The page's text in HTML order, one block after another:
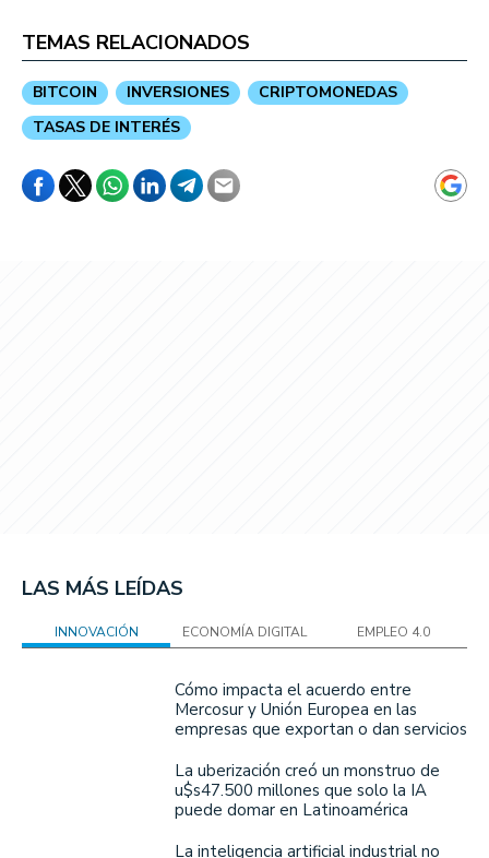
TEMAS RELACIONADOS
BITCOIN INVERSIONES
CRIPTOMONEDAS
TASAS DE INTERÉS
LAS MÁS LEÍDAS
INNOVACIÓN ECONOMÍA DIGITAL EMPLEO 4.0
Cómo impacta el acuerdo entre
Mercosur y Unión Europea en las
empresas que exportan o dan servicios
La uberización creó un monstruo de
u$s47.500 millones que solo la IA
puede domar en Latinoamérica
La inteligencia artificial industrial no